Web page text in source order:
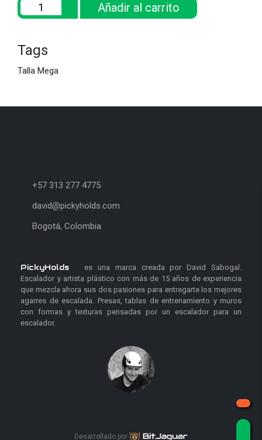
Añadir al carrito
Tags
Talla Mega
+57 313 277 4775
david@pickyholds.com
Bogotá, Colombia
PickyHolds es una marca creada por David Sabogal.
Escalador y artista plástico con más de 15 años de experiencia
que mezcla ahora sus dos pasiones para entregarte los mejores
agarres de escalada. Presas, tablas de entrenamiento y muros
con formas y texturas pensadas por un escalador para un
escalador.
Desarrollado por